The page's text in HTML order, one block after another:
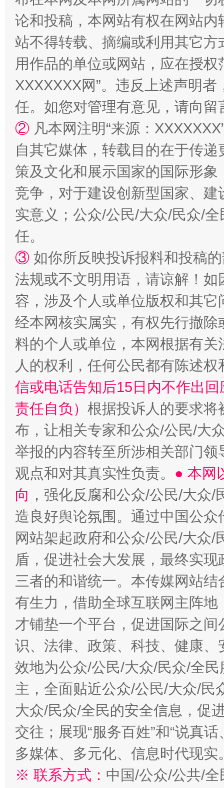
扯下公款旅游的“隐身衣” 如何以
“蜀中异人”王建安的艺术幻境
论和投稿，本网站有权在网站
站不得转载、摘编或利用其它
用作品的单位或网站，应在授
XXXXXXX网”。违反上述声明
任。如您对管理有意见，请向
② 凡本网注明“来源：
自其它媒体，转载目的在于传
策及文化和展示国家的国际形
竞争，对于建设创新型国家、
实意义；公众/公民/大众/民众/
任。
③ 如你所反映投诉报料和投稿
法规或不文明用语，请谅解！
容，涉及个人或单位版权和其它
经本网核实属实，有权先行撤
料的个人或单位，本网根据有
人的权利，任何公民都有陈述
信或电话告知后15日内不作出
责任自负） 根据投诉人的要求将
布，让相关专家和公众/公民/大
举报的内容转至所涉相关部门
观点和对其真实性负责。 ● 本网
向 ，强化反腐和公众/公民/大众
造良好舆论氛围。通过中国公
网站架起政府和公众/公民/大众
盾，促进社会大发展，最终实
三者的和谐统一。本传媒网站
有生力，借助全球互联网主阵
才铺垫一个平台，促进国际之
识、法律、政策、科技、健康
效地为公众/公民/大众/民众/全
主，全面贴近公众/公民/大众/民
大众/民众/全民的安全信息，促
交往；展现“服务百姓”和“说真
多媒体、多元化、信息时代现实
※ 联系方式： 中国/公众/公共/